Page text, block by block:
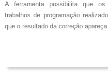
A ferramenta possibilita que
trabalhos de programação
que o resultado da correção apareça.